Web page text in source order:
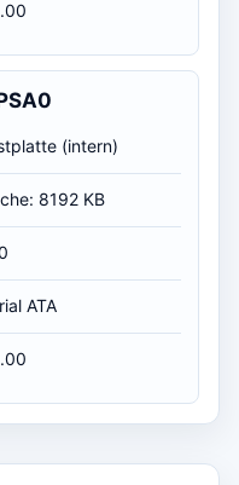
(intern)
8192 KB
ATA